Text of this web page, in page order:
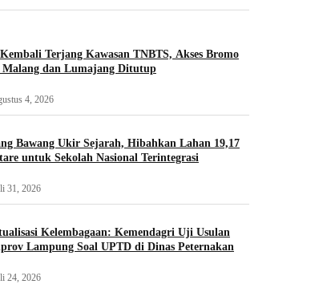
Terjang Kawasan TNBTS, Akses Bromo
dan Lumajang Ditutup
4, 2026
Bawang Ukir Sejarah, Hibahkan Lahan 19,17
untuk Sekolah Nasional Terintegrasi
31, 2026
Kelembagaan: Kemendagri Uji Usulan
Lampung Soal UPTD di Dinas Peternakan
24, 2026